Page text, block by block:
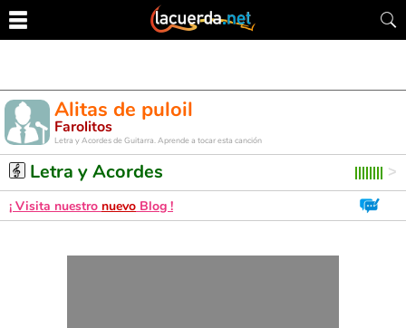
Alitas de puloil
Farolitos
Letra y Acordes de Guitarra. Aprende a tocar esta canción
Letra y Acordes
¡ Visita nuestro nuevo Blog !